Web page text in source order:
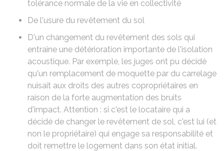
tolérance normale de la vie en collectivité
De l'usure du revêtement du sol
D'un changement du revêtement des sols qui
entraine une détérioration importante de l'isolation
acoustique. Par exemple, les juges ont pu décidé
qu'un remplacement de moquette par du carrelage
nuisait aux droits des autres copropriétaires en
raison de la forte augmentation des bruits
d'impact. Attention : si c'est le locataire qui a
décidé de changer le revêtement de sol, c'est lui (et
non le propriétaire) qui engage sa responsabilité et
doit remettre le logement dans son état initial.